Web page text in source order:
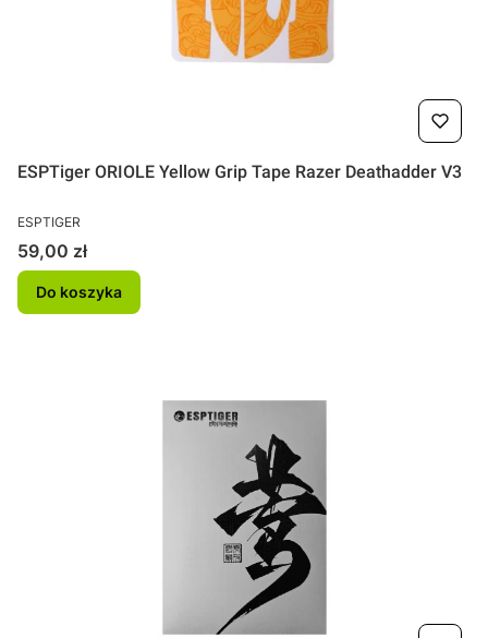
ESPTiger ORIOLE Yellow Grip Tape Razer Deathadder V3
PRODUCENT
ESPTIGER
Cena
59,00 zł
Do koszyka